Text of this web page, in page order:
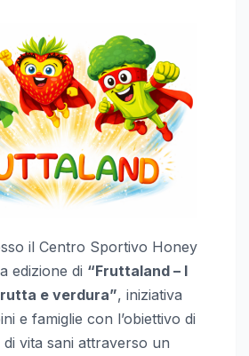
il Centro Sportivo Honey
edizione di “Fruttaland – I
e verdura”, iniziativa
e famiglie con l’obiettivo di
vita sani attraverso un